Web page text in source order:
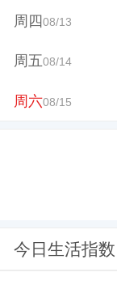
周四08/13
周五08/14
周六08/15
今日生活指数